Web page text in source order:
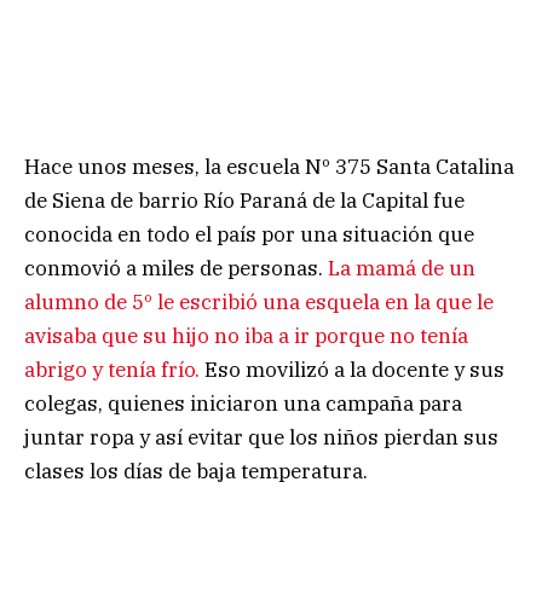
Hace unos meses, la escuela Nº 375 Santa Catalina
de Siena de barrio Río Paraná de la Capital fue
conocida en todo el país por una situación que
conmovió a miles de personas. La mamá de un
alumno de 5º le escribió una esquela en la que le
avisaba que su hijo no iba a ir porque no tenía
abrigo y tenía frío. Eso movilizó a la docente y sus
colegas, quienes iniciaron una campaña para
juntar ropa y así evitar que los niños pierdan sus
clases los días de baja temperatura.